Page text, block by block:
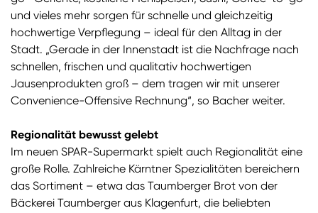
und vieles mehr sorgen für schnelle und gleichzeitig
hochwertige Verpflegung – ideal für den Alltag in der
Stadt. „Gerade in der Innenstadt ist die Nachfrage nach
schnellen, frischen und qualitativ hochwertigen
Jausenprodukten groß – dem tragen wir mit unserer
Convenience-Offensive Rechnung“, so Bacher weiter.
Regionalität bewusst gelebt
Im neuen SPAR-Supermarkt spielt auch Regionalität eine
große Rolle. Zahlreiche Kärntner Spezialitäten bereichern
das Sortiment – etwa das Taumberger Brot von der
Bäckerei Taumberger aus Klagenfurt, die beliebten